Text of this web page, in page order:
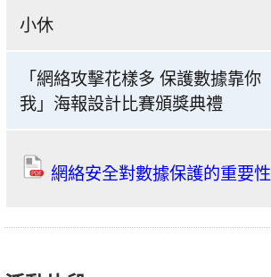
上
段
擊
多
靠
小休
「網絡攻擊花樣多 保護數據靠你
我」海報設計比賽頒獎典禮
網絡安全對數據保護的重要性